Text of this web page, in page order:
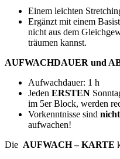
Einem leichten
Ergänzt mit einem
nicht aus dem
träumen kannst.
AUFWACHDAUER und
Aufwachdauer: 1 h
Jeden ERSTEN
im 5er Block, werden
Vorkenntnisse sind nicht
aufwachen!
Die AUFWACH – KARTE